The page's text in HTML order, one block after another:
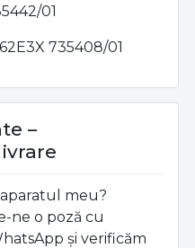
01
735408/01
–
meu?
ne o poză cu
și verificăm